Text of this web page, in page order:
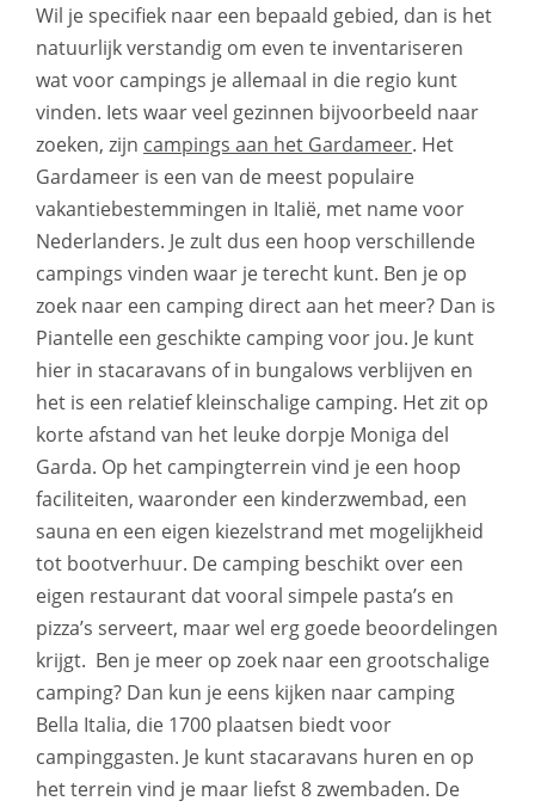
Wil je specifiek naar een bepaald gebied, dan is het
natuurlijk verstandig om even te inventariseren
wat voor campings je allemaal in die regio kunt
vinden. Iets waar veel gezinnen bijvoorbeeld naar
zoeken, zijn campings aan het Gardameer. Het
Gardameer is een van de meest populaire
vakantiebestemmingen in Italië, met name voor
Nederlanders. Je zult dus een hoop verschillende
campings vinden waar je terecht kunt. Ben je op
zoek naar een camping direct aan het meer? Dan is
Piantelle een geschikte camping voor jou. Je kunt
hier in stacaravans of in bungalows verblijven en
het is een relatief kleinschalige camping. Het zit op
korte afstand van het leuke dorpje Moniga del
Garda. Op het campingterrein vind je een hoop
faciliteiten, waaronder een kinderzwembad, een
sauna en een eigen kiezelstrand met mogelijkheid
tot bootverhuur. De camping beschikt over een
eigen restaurant dat vooral simpele pasta’s en
pizza’s serveert, maar wel erg goede beoordelingen
krijgt. Ben je meer op zoek naar een grootschalige
camping? Dan kun je eens kijken naar camping
Bella Italia, die 1700 plaatsen biedt voor
campinggasten. Je kunt stacaravans huren en op
het terrein vind je maar liefst 8 zwembaden. De